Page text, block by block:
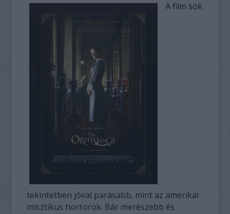
A film sok
tekintetben jóval parásabb, mint az amerikai
misztikus horrorok. Bár merészebb és